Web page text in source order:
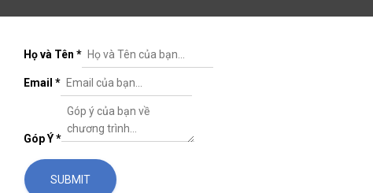
Họ và Tên *
Email *
Góp Ý*
SUBMIT